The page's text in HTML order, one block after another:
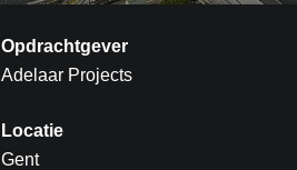
Opdrachtgever
Adelaar Projects
Locatie
Gent